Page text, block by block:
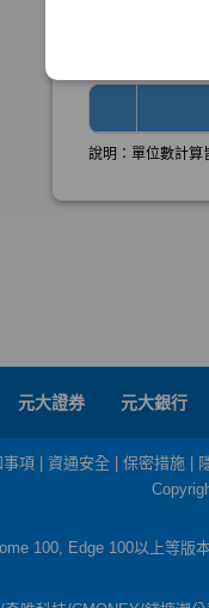
元大證券 元大銀行
事項 資通安全 保密措施
100, Edge 100以上等版